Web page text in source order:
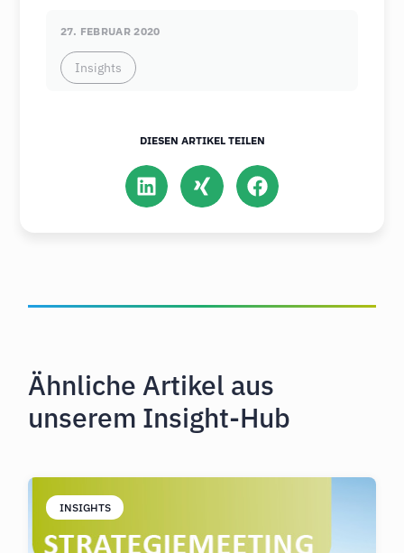
27. FEBRUAR 2020
Insights
DIESEN ARTIKEL TEILEN
Ähnliche Artikel aus
unserem Insight-Hub
INSIGHTS